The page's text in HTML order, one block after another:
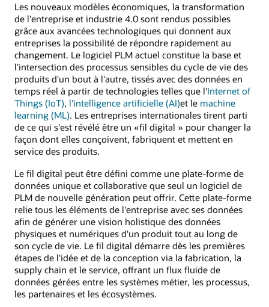
Les nouveaux modèles économiques, la transformation
de l'entreprise et industrie 4.0 sont rendus possibles
grâce aux avancées technologiques qui donnent aux
entreprises la possibilité de répondre rapidement au
changement. Le logiciel PLM actuel constitue la base et
l'intersection des processus sensibles du cycle de vie des
produits d'un bout à l'autre, tissés avec des données en
temps réel à partir de technologies telles que l'Internet of
Things (IoT), l'intelligence artificielle (AI)et le machine
learning (ML). Les entreprises internationales tirent parti
de ce qui s'est révélé être un «fil digital » pour changer la
façon dont elles conçoivent, fabriquent et mettent en
service des produits.
Le fil digital peut être défini comme une plate-forme de
données unique et collaborative que seul un logiciel de
PLM de nouvelle génération peut offrir. Cette plate-forme
relie tous les éléments de l'entreprise avec ses données
afin de générer une vision holistique des données
physiques et numériques d'un produit tout au long de
son cycle de vie. Le fil digital démarre dès les premières
étapes de l'idée et de la conception via la fabrication, la
supply chain et le service, offrant un flux fluide de
données gérées entre les systèmes métier, les processus,
les partenaires et les écosystèmes.